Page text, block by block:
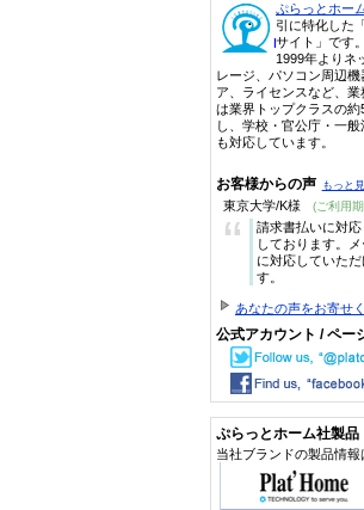
ぷらっとホー
引に特化した
サイト」です。
1999年よりネ
レージ、パソコン周辺
ア、ライセンスなど、
は業界トップクラスの
し、学校・官公庁・一
も対応しています。
お客様からの声 もっと
東京大学/K様 (ご利用
“
請求書払いに対
しております。
に対応していた
す。
あなたの声をお寄せ
公式アカウント / ペー
ぷらっとホーム社製品
当社ブランドの製品情報